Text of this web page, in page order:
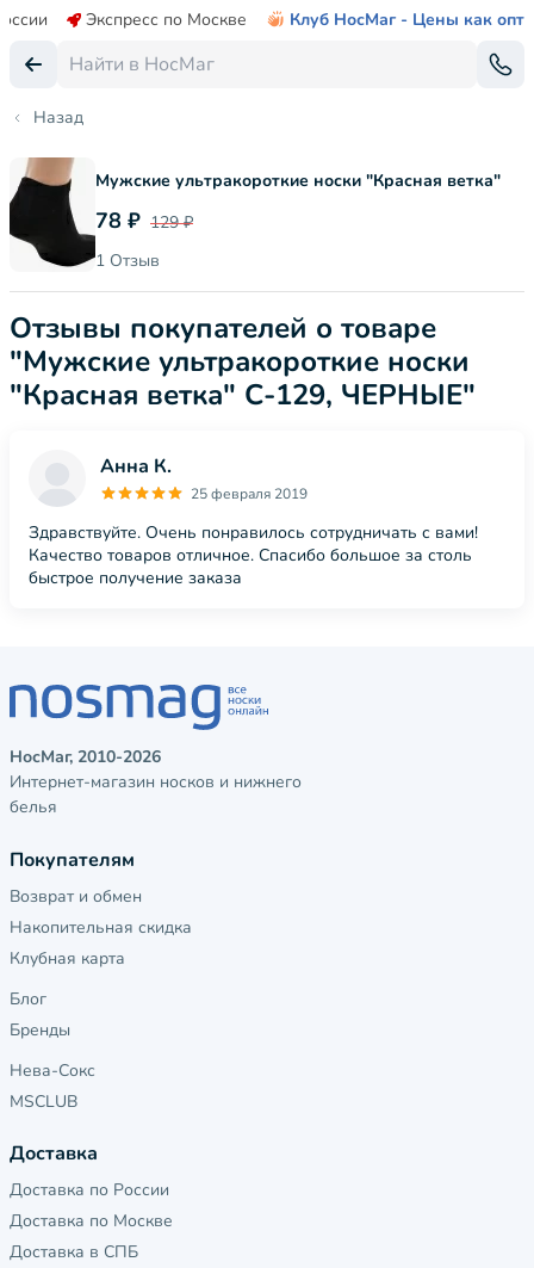
Экспресс по Москве Клуб НосМаг - Цены как опт
Назад
Мужские ультракороткие носки "Красная ветка"
78 ₽ 129 ₽
1 Отзыв
Отзывы покупателей о товаре
"Мужские ультракороткие носки
"Красная ветка" С-129, ЧЕРНЫЕ"
Анна К.
25 февраля 2019
Здравствуйте. Очень понравилось сотрудничать с вами!
Качество товаров отличное. Спасибо большое за столь
быстрое получение заказа
НосМаг, 2010-2026
Интернет-магазин носков и нижнего
белья
Покупателям
Возврат и обмен
Накопительная скидка
Клубная карта
Блог
Бренды
Нева-Сокс
MSCLUB
Доставка
Доставка по России
Доставка по Москве
Доставка в СПБ